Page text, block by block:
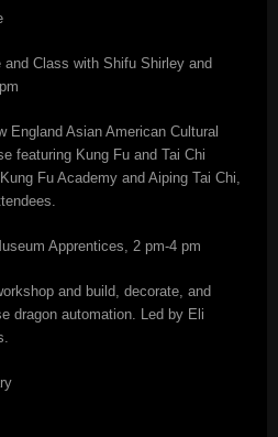
Class with Shifu Shirley and
England Asian American Cultural
featuring Kung Fu and Tai Chi
Fu Academy and Aiping Tai Chi,
Apprentices, 2 pm-4 pm
and build, decorate, and
dragon automation. Led by Eli